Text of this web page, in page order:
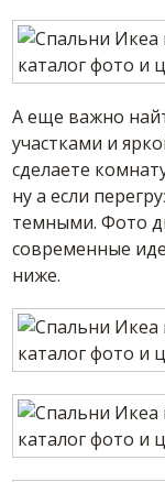
А еще важно
участками и
сделаете
ну а если
темными. Фото
современные
ниже.